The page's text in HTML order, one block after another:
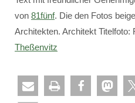
von 81fünf. Die den Fotos
Architekten. Architekt Titelfoto:
Theßenvitz